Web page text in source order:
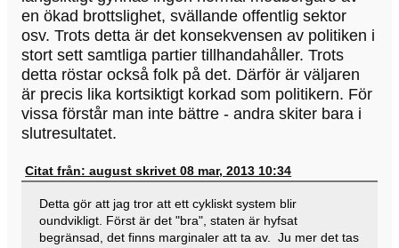
en ökad brottslighet, svällande offentlig sektor
osv. Trots detta är det konsekvensen av politiken i
stort sett samtliga partier tillhandahåller. Trots
detta röstar också folk på det. Därför är väljaren
är precis lika kortsiktigt korkad som politikern. För
vissa förstår man inte bättre - andra skiter bara i
slutresultatet.
Citat från: august skrivet 08 mar, 2013 10:34
Detta gör att jag tror att ett cykliskt system blir
oundvikligt. Först är det "bra", staten är hyfsat
begränsad, det finns marginaler att ta av. Ju mer det tas